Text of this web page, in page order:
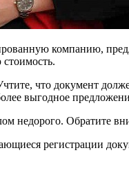
компанию,
что документ
выгодное
недорого. Обратите
регистрации